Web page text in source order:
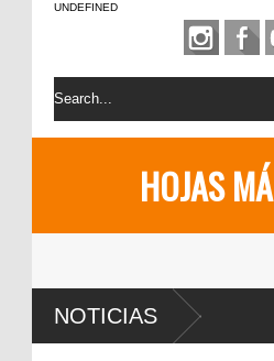
UNDEFINED
HOJAS
NOTICIAS